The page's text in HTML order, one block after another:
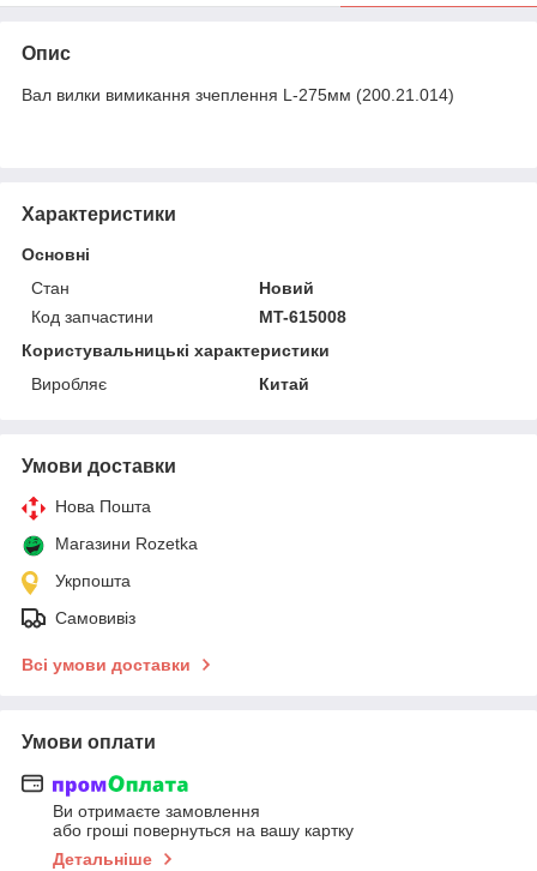
Опис
Вал вилки вимикання зчеплення L-275мм (200.21.014)
Характеристики
Основні
Стан
Новий
Код запчастини
MT-615008
Користувальницькі характеристики
Виробляє
Китай
Умови доставки
Нова Пошта
Магазини Rozetka
Укрпошта
Самовивіз
Всі умови доставки
Умови оплати
Ви отримаєте замовлення
або гроші повернуться на вашу картку
Детальніше